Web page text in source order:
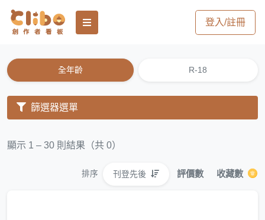
登入/註冊
全年齡 R-18
篩選器選單
顯示 1 – 30 則結果（共 0）
排序 刊登先後 評價數 收藏數